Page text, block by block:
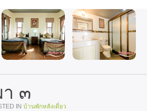
า ๓
IN บ้านพักหลังเดี่ยว